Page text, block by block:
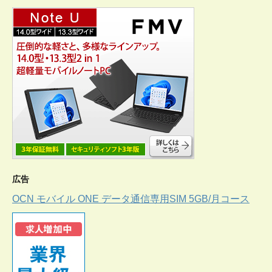
広告
OCN モバイル ONE データ通信専用SIM 5GB/月コース